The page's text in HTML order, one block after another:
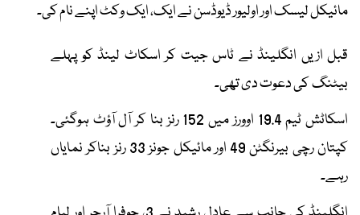
مائیکل لیسک اور اولیور ڈیوڈسن نے ایک، ایک وکٹ اپنے نام کی۔
قبل ازیں انگلینڈ نے ٹاس جیت کر اسکاٹ لینڈ کو پہلے
بیٹنگ کی دعوت دی تھی۔
اسکاٹش ٹیم 19.4 اوورز میں 152 رنز بنا کر آل آؤٹ ہوگئی۔
کپتان رچی بیرنگٹن 49 اور مائیکل جونز 33 رنز بناکر نمایاں
رہے۔